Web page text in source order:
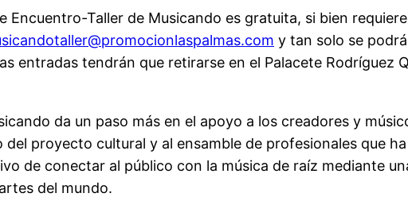
Encuentro-Taller de Musicando es gratuita, si bien
y tan solo se
entradas tendrán que retirarse en el Palacete Rodríguez
da un paso más en el apoyo a los creadores y
del proyecto cultural y al ensamble de profesionales que
de conectar al público con la música de raíz mediante
del mundo.